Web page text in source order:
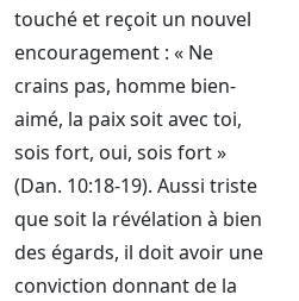
touché et reçoit un nouvel
encouragement : « Ne
crains pas, homme bien-
aimé, la paix soit avec toi,
sois fort, oui, sois fort »
(Dan. 10:18-19). Aussi triste
que soit la révélation à bien
des égards, il doit avoir une
conviction donnant de la